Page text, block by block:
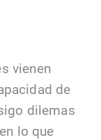
vienen
de
dilemas
lo que